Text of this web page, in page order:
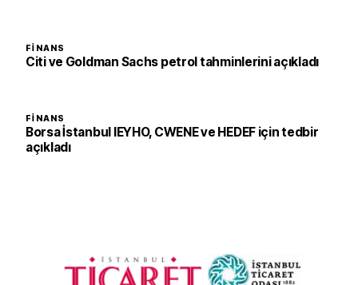
FINANS
Citi ve Goldman Sachs petrol tahminlerini açıkladı
FINANS
Borsa İstanbul IEYHO, CWENE ve HEDEF için tedbir
açıkladı